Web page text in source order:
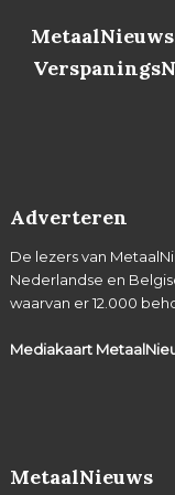
Adverteren
De lezers van
Nederlandse en
waarvan er 12.000
Mediakaart
MetaalNieuws